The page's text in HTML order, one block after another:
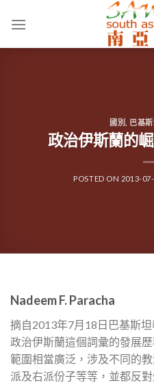
國別 巴基
政治伊斯蘭的
POSTED ON 2013-
Nadeem F. Paracha
摘自2013年7月18日巴基斯
政治伊斯蘭這個詞彙的發展
範圍相當廣泛，涉及不同的
派及右派份子等等，並都反